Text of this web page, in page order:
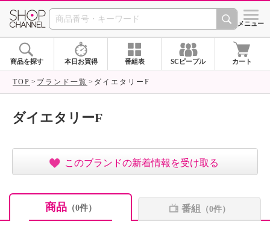
SHOP CHANNEL ショッ
メニュー
商品を探す 本日お買得 番組表 SCピープル カート
TOP ブランド一覧 ダイエタリーF
ダイエタリーF
このブランドの新着情報を受け取る
商品（0件） 番組 （0件）